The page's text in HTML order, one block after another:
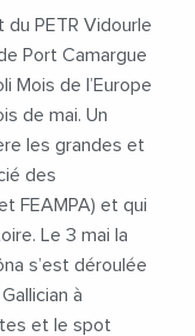
du PETR Vidourle
Port Camargue
Mois de l’Europe
de mai. Un
les grandes et
des
FEAMPA) et qui
Le 3 mai la
s’est déroulée
à
et le spot